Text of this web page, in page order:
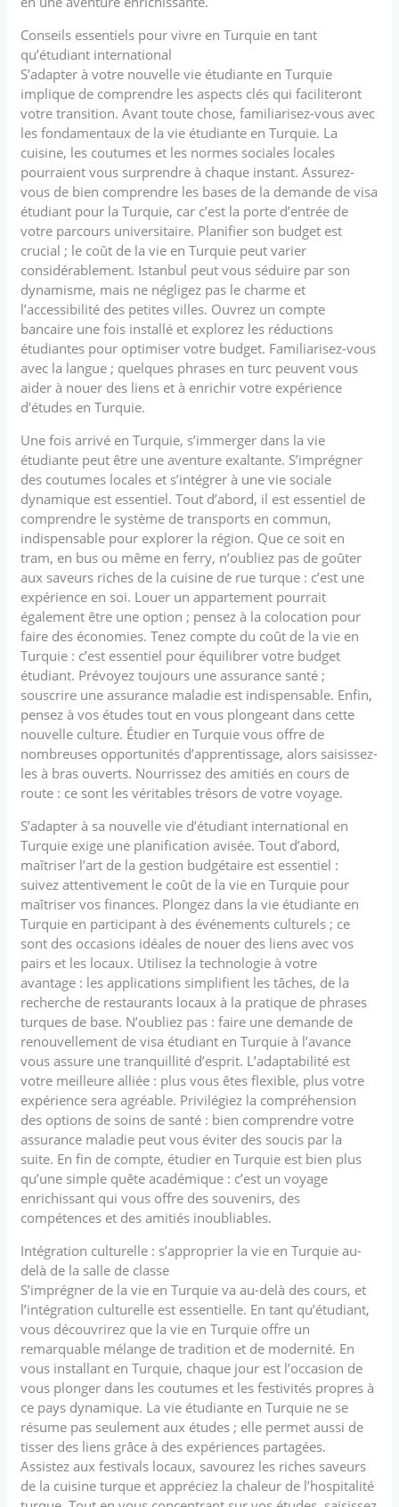
Conseils essentiels pour vivre en Turquie en tant
qu’étudiant international
S’adapter à votre nouvelle vie étudiante en Turquie
implique de comprendre les aspects clés qui faciliteront
votre transition. Avant toute chose, familiarisez-vous avec
les fondamentaux de la vie étudiante en Turquie. La
cuisine, les coutumes et les normes sociales locales
pourraient vous surprendre à chaque instant. Assurez-
vous de bien comprendre les bases de la demande de visa
étudiant pour la Turquie, car c’est la porte d’entrée de
votre parcours universitaire. Planifier son budget est
crucial ; le coût de la vie en Turquie peut varier
considérablement. Istanbul peut vous séduire par son
dynamisme, mais ne négligez pas le charme et
l’accessibilité des petites villes. Ouvrez un compte
bancaire une fois installé et explorez les réductions
étudiantes pour optimiser votre budget. Familiarisez-vous
avec la langue ; quelques phrases en turc peuvent vous
aider à nouer des liens et à enrichir votre expérience
d’études en Turquie.
Une fois arrivé en Turquie, s’immerger dans la vie
étudiante peut être une aventure exaltante. S’imprégner
des coutumes locales et s’intégrer à une vie sociale
dynamique est essentiel. Tout d’abord, il est essentiel de
comprendre le système de transports en commun,
indispensable pour explorer la région. Que ce soit en
tram, en bus ou même en ferry, n’oubliez pas de goûter
aux saveurs riches de la cuisine de rue turque : c’est une
expérience en soi. Louer un appartement pourrait
également être une option ; pensez à la colocation pour
faire des économies. Tenez compte du coût de la vie en
Turquie : c’est essentiel pour équilibrer votre budget
étudiant. Prévoyez toujours une assurance santé ;
souscrire une assurance maladie est indispensable. Enfin,
pensez à vos études tout en vous plongeant dans cette
nouvelle culture. Étudier en Turquie vous offre de
nombreuses opportunités d’apprentissage, alors saisissez-
les à bras ouverts. Nourrissez des amitiés en cours de
route : ce sont les véritables trésors de votre voyage.
S’adapter à sa nouvelle vie d’étudiant international en
Turquie exige une planification avisée. Tout d’abord,
maîtriser l’art de la gestion budgétaire est essentiel :
suivez attentivement le coût de la vie en Turquie pour
maîtriser vos finances. Plongez dans la vie étudiante en
Turquie en participant à des événements culturels ; ce
sont des occasions idéales de nouer des liens avec vos
pairs et les locaux. Utilisez la technologie à votre
avantage : les applications simplifient les tâches, de la
recherche de restaurants locaux à la pratique de phrases
turques de base. N’oubliez pas : faire une demande de
renouvellement de visa étudiant en Turquie à l’avance
vous assure une tranquillité d’esprit. L’adaptabilité est
votre meilleure alliée : plus vous êtes flexible, plus votre
expérience sera agréable. Privilégiez la compréhension
des options de soins de santé : bien comprendre votre
assurance maladie peut vous éviter des soucis par la
suite. En fin de compte, étudier en Turquie est bien plus
qu’une simple quête académique : c’est un voyage
enrichissant qui vous offre des souvenirs, des
compétences et des amitiés inoubliables.
Intégration culturelle : s’approprier la vie en Turquie au-
delà de la salle de classe
S’imprégner de la vie en Turquie va au-delà des cours, et
l’intégration culturelle est essentielle. En tant qu’étudiant,
vous découvrirez que la vie en Turquie offre un
remarquable mélange de tradition et de modernité. En
vous installant en Turquie, chaque jour est l’occasion de
vous plonger dans les coutumes et les festivités propres à
ce pays dynamique. La vie étudiante en Turquie ne se
résume pas seulement aux études ; elle permet aussi de
tisser des liens grâce à des expériences partagées.
Assistez aux festivals locaux, savourez les riches saveurs
de la cuisine turque et appréciez la chaleur de l’hospitalité